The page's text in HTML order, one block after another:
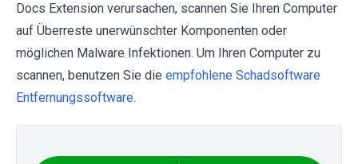
Docs Extension verursachen, scannen Sie Ihren Computer
auf Überreste unerwünschter Komponenten oder
möglichen Malware Infektionen. Um Ihren Computer zu
scannen, benutzen Sie die empfohlene Schadsoftware
Entfernungssoftware.